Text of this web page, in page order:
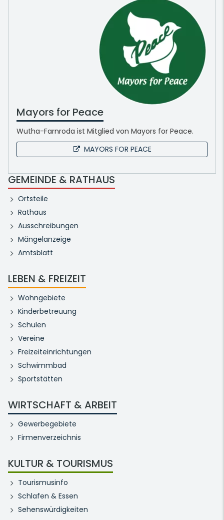
Mayors for Peace
Wutha-Farnroda ist Mitglied von Mayors for Peace.
MAYORS FOR PEACE
GEMEINDE & RATHAUS
Ortsteile
Rathaus
Ausschreibungen
Mängelanzeige
Amtsblatt
LEBEN & FREIZEIT
Wohngebiete
Kinderbetreuung
Schulen
Vereine
Freizeiteinrichtungen
Schwimmbad
Sportstätten
WIRTSCHAFT & ARBEIT
Gewerbegebiete
Firmenverzeichnis
KULTUR & TOURISMUS
Tourismusinfo
Schlafen & Essen
Sehenswürdigkeiten